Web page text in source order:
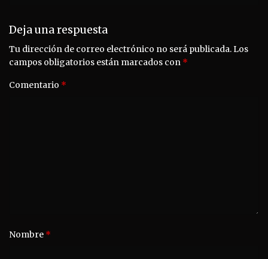
Deja una respuesta
Tu dirección de correo electrónico no será publicada.Los
campos obligatorios están marcados con *
Comentario *
Nombre *